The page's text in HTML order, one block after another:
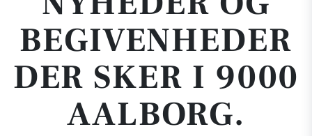
BEGIVENHEDER
DER SKER I 9000
AALBORG.